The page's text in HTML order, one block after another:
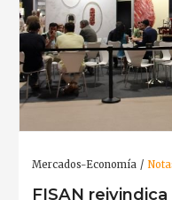
Mercados-Economía
FISAN